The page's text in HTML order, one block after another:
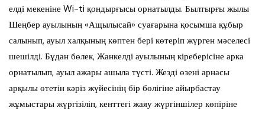
елді мекеніне Wi-ti қондырғысы орнатылды. Былтырғы жылы
Шеңбер ауылының «Ащылысай» суағарына қосымша құбыр
салынып, ауыл халқының көптен бері көтеріп жүрген мәселесі
шешілді. Бұдан бөлек, Жанкелді ауылының кіреберісіне арка
орнатылып, ауыл ажары ашыла түсті. Жезді өзені арнасы
арқылы өтетін кәріз жүйесінің бір бөлігіне айырбастау
жұмыстары жүргізіліп, кенттегі жаяу жүргіншілер көпіріне